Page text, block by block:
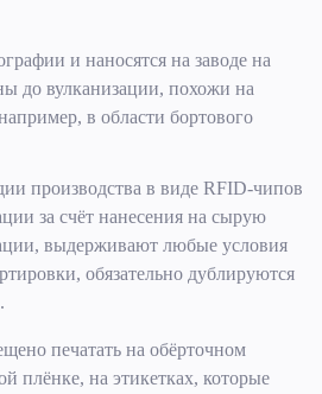
и наносятся на заводе на
до вулканизации, похожи на
в области бортового
производства в виде RFID-чипов
за счёт нанесения на сырую
выдерживают любые условия
обязательно дублируются
печатать на обёрточном
плёнке, на этикетках, которые